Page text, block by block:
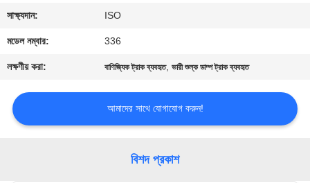
যোগাযোগ
করুন
জন্য
আবেদন
সাক্ষ্যদান: ISO
মডেল নম্বার: 336
লক্ষণীয় করা: বাণিজ্যিক ট্রাক ব্যবহৃত,ভারী শুল্ক ডাম্প ট্রাক ব্যবহৃত
আমাদের সাথে যোগাযোগ করুন!
বিশদ প্রকাশ